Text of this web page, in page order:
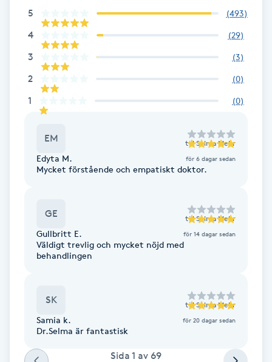
Fotsvamp
Fotvård
Fransar
Fransborttagning
Fransförlängning Megavolym
Fransförlängning Volym
Fransrengöring
Frekvensterapi
5 (493)
4 (29)
3 (3)
2 (0)
1 (0)
EM till Selma Mehr
Edyta M. för 6 dagar sedan
Mycket förstående och empatiskt doktor.
GE till Selma Mehr
Gullbritt E. för 14 dagar sedan
Väldigt trevlig och mycket nöjd med
behandlingen
SK till Selma Mehr
Samia k. för 20 dagar sedan
Dr.Selma är fantastisk
Sida 1 av 69